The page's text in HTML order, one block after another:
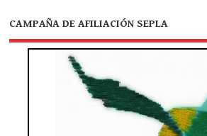
CAMPAÑA DE AFILIACIÓN SEPLA